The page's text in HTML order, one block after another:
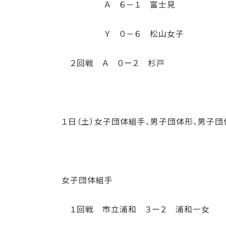
Ａ ６－１ 富士見
Ｙ ０－６ 松山女子
２回戦 Ａ ０ー２ 杉戸
１日（土）女子団体組手、男子団体形、男子
女子団体組手
１回戦 市立浦和 ３ー２ 浦和一女